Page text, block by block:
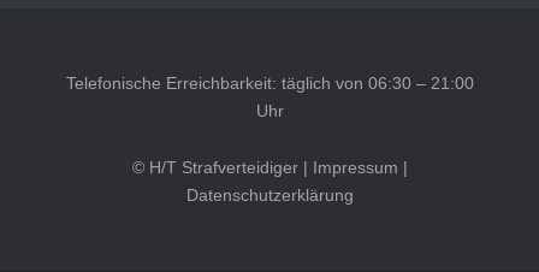
Telefonische Erreichbarkeit: täglich von 06:30 – 21:00
Uhr
© H/T Strafverteidiger | Impressum |
Datenschutzerklärung